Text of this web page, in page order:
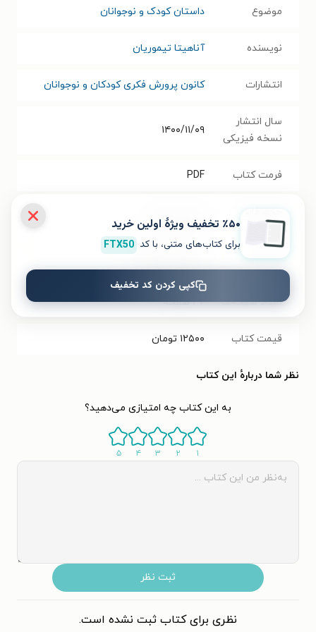
موضوع داستان کودک و نوجوانان
نویسنده آناهیتا تیموریان
انتشارات کانون پرورش فکری کودکان و نوجوانان
سال انتشار
نسخه فیزیکی
۱۴۰۰/۱۱/۰۹
فرمت کتاب PDF
۱۹.۵۵ مگابایت
تعداد صفحه‌ها ۳۶ صفحه
قیمت کتاب ۱۲۵۰۰ تومان
نظر شما دربارهٔ این کتاب
به این کتاب چه امتیازی می‌دهید؟
۱ ۲ ۳ ۴ ۵
ثبت نظر
نظری برای کتاب ثبت نشده است.
٪۵۰ تخفیف ویژۀ اولین خرید
برای کتاب‌های متنی، با کد FTX50
کپی کردن کد تخفیف